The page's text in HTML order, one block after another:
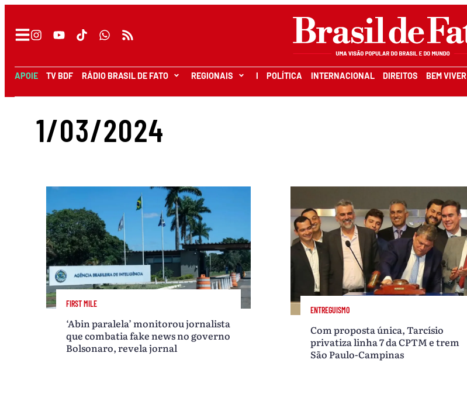
APOIE TV BDF RÁDIO BRASIL DE FATO REGIONAIS I POLÍTICA INTERNACIONAL DIREITOS BEM VIVER
1/03/2024
FIRST MILE
‘Abin paralela’ monitorou jornalista
que combatia fake news no governo
Bolsonaro, revela jornal
ENTREGUISMO
Com proposta única, Tarcísio
privatiza linha 7 da CPTM e trem
São Paulo-Campinas